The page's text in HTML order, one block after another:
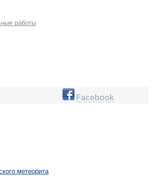
работы
Facebook
метеорита